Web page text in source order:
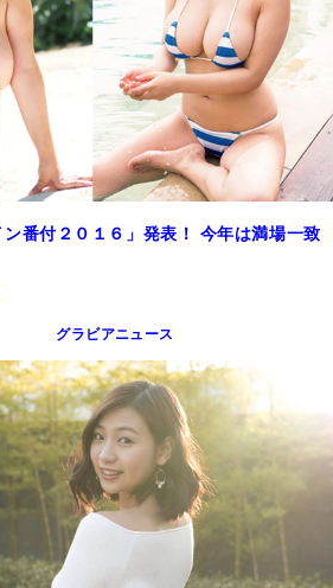
番付２０１６」発表！ 今年は満場一致
グラビアニュース